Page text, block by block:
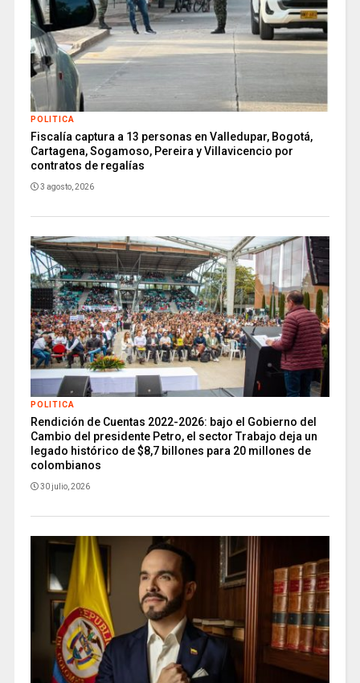
POLITICA
Fiscalía captura a 13 personas en Valledupar, Bogotá,
Cartagena, Sogamoso, Pereira y Villavicencio por
contratos de regalías
3 agosto, 2026
POLITICA
Rendición de Cuentas 2022-2026: bajo el Gobierno del
Cambio del presidente Petro, el sector Trabajo deja un
legado histórico de $8,7 billones para 20 millones de
colombianos
30 julio, 2026